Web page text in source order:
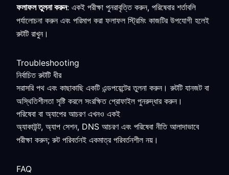
ফলাফল তুলনা করুন: একই পরীক্ষা পুনরাবৃত্তি করুন, পরিষেবার শর্তাবলি
পর্যালোচনা করুন এবং পরিমাপ করা ফলাফল স্ট্রিমিং কাজটির উপযোগী হলেই
রুটটি রাখুন।
Troubleshooting
নির্বাচিত রুটটি ধীর
সরাসরি পথ এবং কাছাকাছি একটি এন্ডপয়েন্টের তুলনা করুন। রুটটি যানজট বা
অস্থিতিশীলতা সৃষ্টি করলে সংরক্ষিত প্রোফাইল পুনরুদ্ধার করুন।
পরিষেবা বা অ্যাপের আচরণ এখনও একই
অ্যাকাউন্ট, অ্যাপ সেশন, DNS আচরণ এবং পরিষেবা নীতি আলাদাভাবে
পরীক্ষা করুন; রুট পরিবর্তনই একমাত্র পরিবর্তনশীল নয়।
FAQ